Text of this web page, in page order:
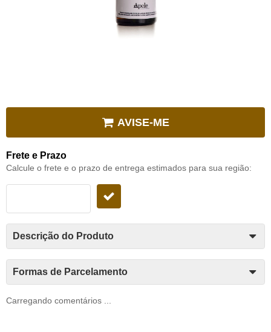
AVISE-ME
Frete e Prazo
Calcule o frete e o prazo de entrega estimados para sua região:
Descrição do Produto
Formas de Parcelamento
Carregando comentários ...